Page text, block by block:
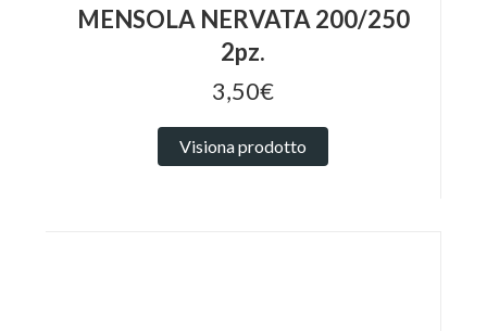
MENSOLA NERVATA 200/250
2pz.
3,50€
Visiona prodotto